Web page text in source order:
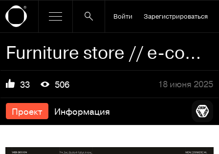
Войти Зарегистрироваться
Furniture store // e-commerce design
33 506 18 июня 2025
Проект Информация